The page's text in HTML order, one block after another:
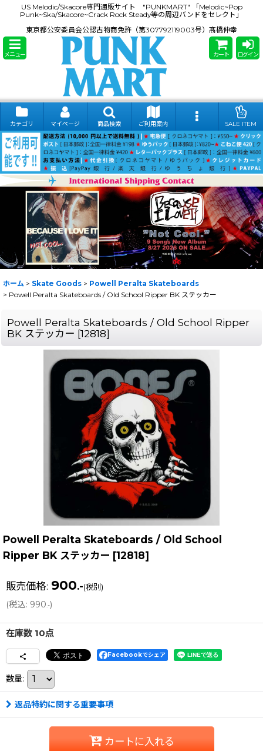
US Melodic/Skacore専門通販サイト "PUNKMART" 「Melodic~Pop
Punk~Ska/Skacore~Crack Rock Steady等の周辺バンドをセレクト」
東京都公安委員会公認古物商免許（第307792119003号）髙橋伸幸
メニュー カート ログイン
カテゴリ マイページ 商品検索 ご利用案内 SALE ITEM
ホーム > Skate Goods > Powell Peralta Skateboards
> Powell Peralta Skateboards / Old School Ripper BK ステッカー
Powell Peralta Skateboards / Old School Ripper
BK ステッカー [12818]
Powell Peralta Skateboards / Old School
Ripper BK ステッカー [12818]
販売価格: 900.-(税別)
(税込: 990.-)
在庫数 10点
Facebookでシェア
数量:
返品特約に関する重要事項
カートに入れる